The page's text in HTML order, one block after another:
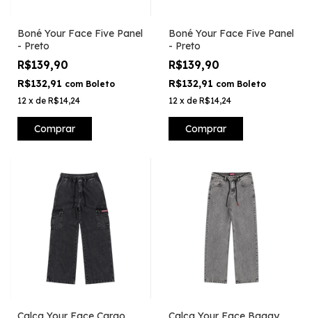
Boné Your Face Five Panel
- Preto
R$139,90
R$132,91 com Boleto
12 x de R$14,24
Comprar
Boné Your Face Five Panel
- Preto
R$139,90
R$132,91 com Boleto
12 x de R$14,24
Comprar